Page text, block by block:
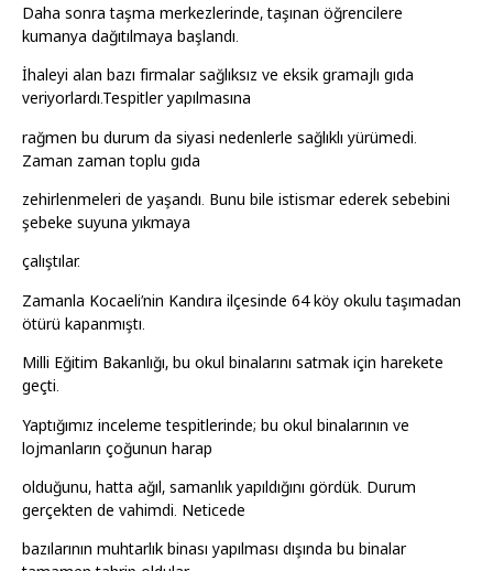
Daha sonra taşma merkezlerinde, taşınan öğrencilere
kumanya dağıtılmaya başlandı.
İhaleyi alan bazı firmalar sağlıksız ve eksik gramajlı gıda
veriyorlardı.Tespitler yapılmasına
rağmen bu durum da siyasi nedenlerle sağlıklı yürümedi.
Zaman zaman toplu gıda
zehirlenmeleri de yaşandı. Bunu bile istismar ederek sebebini
şebeke suyuna yıkmaya
çalıştılar.
Zamanla Kocaeli’nin Kandıra ilçesinde 64 köy okulu taşımadan
ötürü kapanmıştı.
Milli Eğitim Bakanlığı, bu okul binalarını satmak için harekete
geçti.
Yaptığımız inceleme tespitlerinde; bu okul binalarının ve
lojmanların çoğunun harap
olduğunu, hatta ağıl, samanlık yapıldığını gördük. Durum
gerçekten de vahimdi. Neticede
bazılarının muhtarlık binası yapılması dışında bu binalar